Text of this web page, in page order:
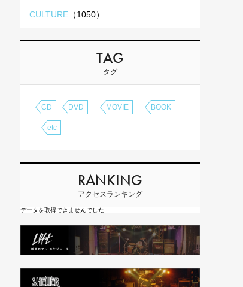
CULTURE （1050）
TAG
タグ
CD DVD MOVIE BOOK
etc
RANKING
アクセスランキング
データを取得できませんでした